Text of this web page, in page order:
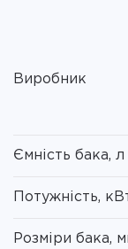
Виробник
Ємність бака, л
Потужність,
Розміри бака,